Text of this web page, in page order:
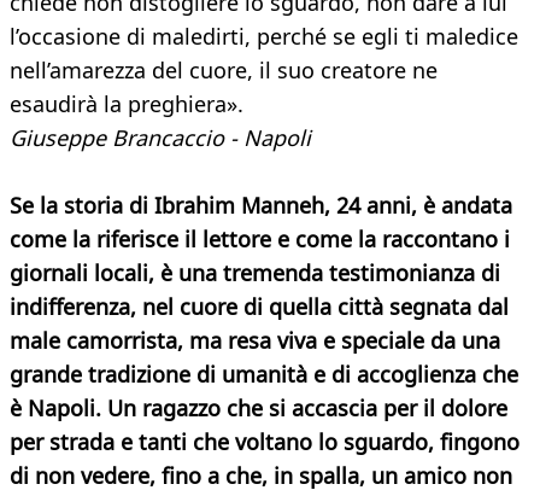
l’occasione di maledirti, perché se egli ti maledice
nell’amarezza del cuore, il suo creatore ne
esaudirà la preghiera».
Giuseppe Brancaccio - Napoli
Se la storia di Ibrahim Manneh, 24 anni, è andata
come la riferisce il lettore e come la raccontano i
giornali locali, è una tremenda testimonianza di
indifferenza, nel cuore di quella città segnata dal
male camorrista, ma resa viva e speciale da una
grande tradizione di umanità e di accoglienza che
è Napoli. Un ragazzo che si accascia per il dolore
per strada e tanti che voltano lo sguardo, fingono
di non vedere, fino a che, in spalla, un amico non